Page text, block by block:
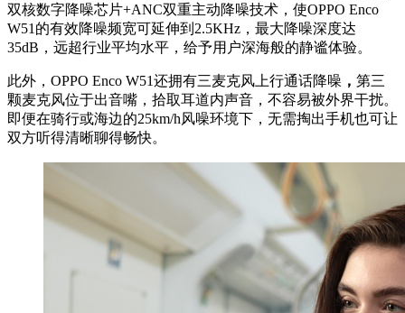
双核数字降噪芯片+ANC双重主动降噪技术，使OPPO Enco
W51的有效降噪频宽可延伸到2.5KHz，最大降噪深度达
35dB，远超行业平均水平，给予用户深海般的静谧体验。
此外，OPPO Enco W51还拥有三麦克风上行通话降噪 ， 第三
颗麦克风位于出音嘴，拾取耳道内声音，不容易被外界干扰。
即便在骑行或海边的25km/h风噪环境下，无需掏出手机也可让
双方听得清晰聊得畅快。